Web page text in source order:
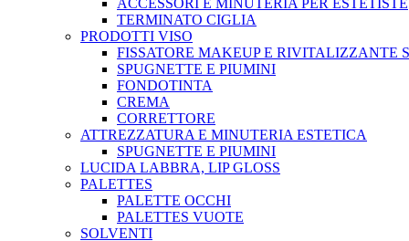
ACCESSORI E MINUTERIA PER ESTETISTE
TERMINATO CIGLIA
PRODOTTI VISO
FISSATORE MAKEUP E RIVITALIZZANTE
SPUGNETTE E PIUMINI
FONDOTINTA
CREMA
CORRETTORE
ATTREZZATURA E MINUTERIA ESTETICA
SPUGNETTE E PIUMINI
LUCIDA LABBRA, LIP GLOSS
PALETTES
PALETTE OCCHI
PALETTES VUOTE
SOLVENTI